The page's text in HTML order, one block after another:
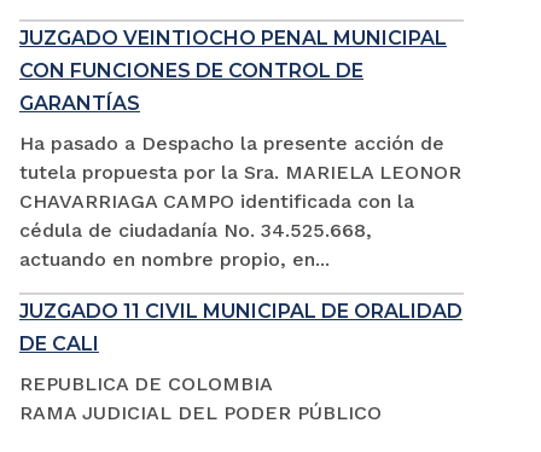
JUZGADO VEINTIOCHO PENAL MUNICIPAL
CON FUNCIONES DE CONTROL DE
GARANTÍAS
Ha pasado a Despacho la presente acción de
tutela propuesta por la Sra. MARIELA LEONOR
CHAVARRIAGA CAMPO identificada con la
cédula de ciudadanía No. 34.525.668,
actuando en nombre propio, en...
JUZGADO 11 CIVIL MUNICIPAL DE ORALIDAD
DE CALI
REPUBLICA DE COLOMBIA
RAMA JUDICIAL DEL PODER PÚBLICO